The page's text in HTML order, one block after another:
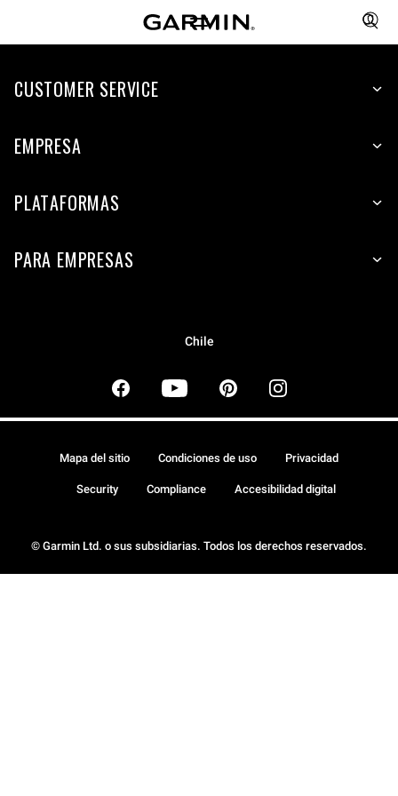
CUSTOMER SERVICE
EMPRESA
PLATAFORMAS
PARA EMPRESAS
Chile
© Garmin Ltd. o sus subsidiarias. Todos los derechos reservados.
Mapa del sitio Condiciones de uso Privacidad
Security Compliance Accesibilidad digital